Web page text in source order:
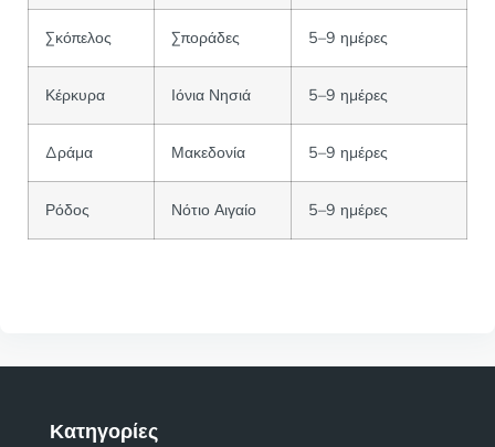
Σκόπελος Σποράδες 5–9 ημέρες
Κέρκυρα Ιόνια Νησιά 5–9 ημέρες
Δράμα Μακεδονία 5–9 ημέρες
Ρόδος Νότιο Αιγαίο 5–9 ημέρες
Κατηγορίες